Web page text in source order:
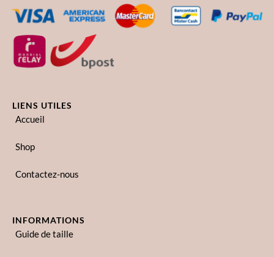
LIENS UTILES
Accueil
Shop
Contactez-nous
INFORMATIONS
Guide de taille